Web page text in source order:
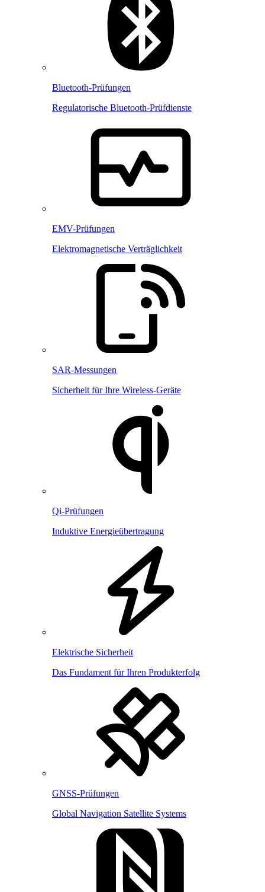
Bluetooth-Prüfungen
Regulatorische Bluetooth-Prüfdienste
EMV-Prüfungen
Elektromagnetische Verträglichkeit
SAR-Messungen
Sicherheit für Ihre Wireless-Geräte
Qi-Prüfungen
Induktive Energieübertragung
Elektrische Sicherheit
Das Fundament für Ihren Produkterfolg
GNSS-Prüfungen
Global Navigation Satellite Systems